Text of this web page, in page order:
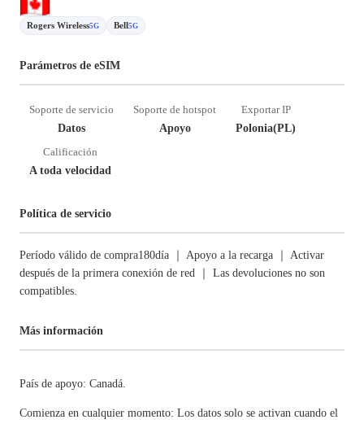
Rogers Wireless5G Bell5G
Parámetros de eSIM
Soporte de servicio
Datos
Soporte de hotspot
Apoyo
Exportar IP
Polonia(PL)
Calificación
A toda velocidad
Política de servicio
Período válido de compra180día ｜ Apoyo a la recarga ｜ Activar
después de la primera conexión de red ｜ Las devoluciones no son
compatibles.
Más información
País de apoyo: Canadá.
Comienza en cualquier momento: Los datos solo se activan cuando el